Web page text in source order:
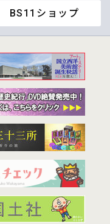
BS11ショップ